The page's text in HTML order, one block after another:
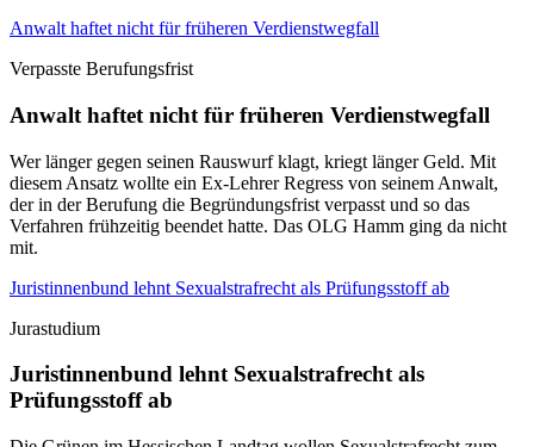
Anwalt haftet nicht für früheren Verdienstwegfall
Verpasste Berufungsfrist
Anwalt haftet nicht für früheren Verdienstwegfall
Wer länger gegen seinen Rauswurf klagt, kriegt länger Geld. Mit
diesem Ansatz wollte ein Ex-Lehrer Regress von seinem Anwalt,
der in der Berufung die Begründungsfrist verpasst und so das
Verfahren frühzeitig beendet hatte. Das OLG Hamm ging da nicht
mit.
Juristinnenbund lehnt Sexualstrafrecht als Prüfungsstoff ab
Jurastudium
Juristinnenbund lehnt Sexualstrafrecht als
Prüfungsstoff ab